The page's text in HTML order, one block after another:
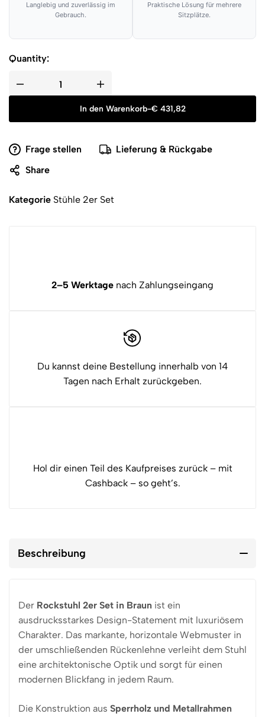
Langlebig und zuverlässig im
Gebrauch.
Praktische Lösung für mehrere
Sitzplätze.
Quantity:
In den Warenkorb-€ 431,82
Frage stellen
Lieferung & Rückgabe
Share
Kategorie Stühle 2er Set
2–5 Werktage nach Zahlungseingang
Du kannst deine Bestellung innerhalb von 14
Tagen nach Erhalt zurückgeben.
Hol dir einen Teil des Kaufpreises zurück – mit
Cashback – so geht’s.
Beschreibung
Der Rockstuhl 2er Set in Braun ist ein
ausdrucksstarkes Design-Statement mit luxuriösem
Charakter. Das markante, horizontale Webmuster in
der umschließenden Rückenlehne verleiht dem Stuhl
eine architektonische Optik und sorgt für einen
modernen Blickfang in jedem Raum.
Die Konstruktion aus Sperrholz und Metallrahmen